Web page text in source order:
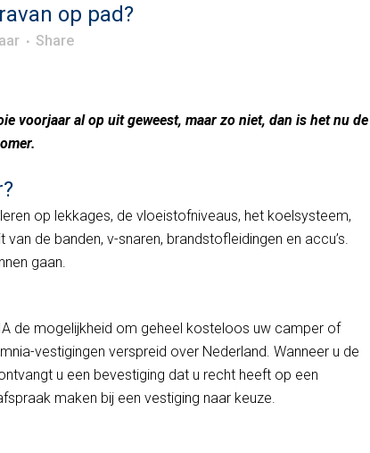
op pad?
Share
voorjaar al op uit geweest, maar zo niet, dan is het nu de
op lekkages, de vloeistofniveaus, het koelsysteem,
de banden, v-snaren, brandstofleidingen en accu’s.
gaan.
de mogelijkheid om geheel kosteloos uw camper of
vestigingen verspreid over Nederland. Wanneer u de
u een bevestiging dat u recht heeft op een
maken bij een vestiging naar keuze.